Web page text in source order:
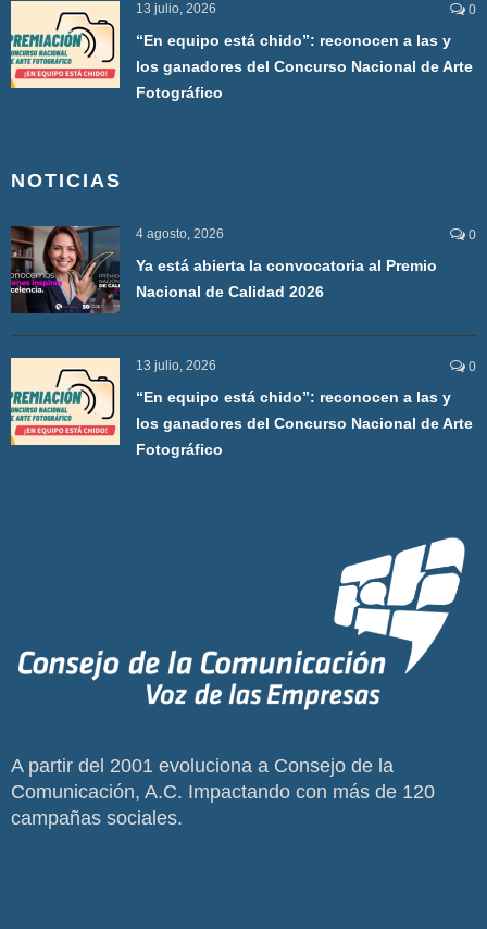
13 julio, 2026 0
“En equipo está chido”: reconocen a las y
los ganadores del Concurso Nacional de Arte
Fotográfico
NOTICIAS
4 agosto, 2026 0
Ya está abierta la convocatoria al Premio
Nacional de Calidad 2026
13 julio, 2026 0
“En equipo está chido”: reconocen a las y
los ganadores del Concurso Nacional de Arte
Fotográfico
A partir del 2001 evoluciona a Consejo de la
Comunicación, A.C. Impactando con más de 120
campañas sociales.